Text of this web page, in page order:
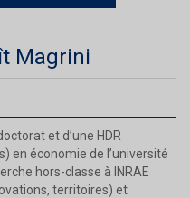
Magrini
et d’une HDR
en économie de l’université
hors-classe à INRAE
territoires) et